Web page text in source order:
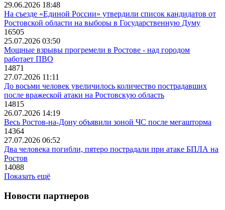
29.06.2026 18:48
На съезде «Единой России» утвердили список кандидатов от
Ростовской области на выборы в Государственную Думу
16505
25.07.2026 03:50
Мощные взрывы прогремели в Ростове - над городом
работает ПВО
14871
27.07.2026 11:11
До восьми человек увеличилось количество пострадавших
после вражеской атаки на Ростовскую область
14815
26.07.2026 14:19
Весь Ростов-на-Дону объявили зоной ЧС после мегашторма
14364
27.07.2026 06:52
Два человека погибли, пятеро пострадали при атаке БПЛА на
Ростов
14088
Показать ещё
Новости партнеров